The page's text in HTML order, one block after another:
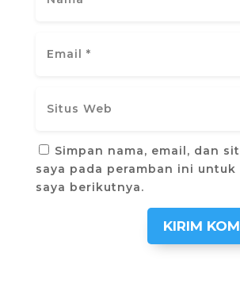
Simpan nama, email, dan
saya pada peramban ini
saya berikutnya.
KIRIM